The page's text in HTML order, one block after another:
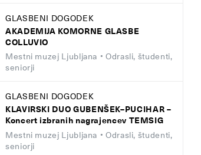
GLASBENI DOGODEK
AKADEMIJA KOMORNE GLASBE
COLLUVIO
Mestni muzej Ljubljana • Odrasli, študenti,
seniorji
GLASBENI DOGODEK
KLAVIRSKI DUO GUBENŠEK–PUCIHAR –
Koncert izbranih nagrajencev TEMSIG
Mestni muzej Ljubljana • Odrasli, študenti,
seniorji